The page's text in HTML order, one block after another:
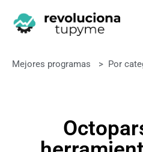
Mejores programas > Por